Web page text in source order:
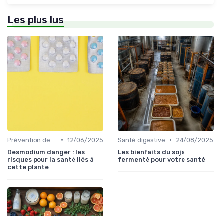
Les plus lus
• 12/06/2025
Desmodium danger : les
risques pour la santé liés à
cette plante
Santé digestive •
24/08/2025
Les bienfaits du soja
fermenté pour votre santé